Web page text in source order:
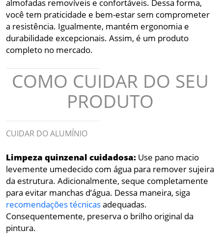
almofadas removíveis e confortáveis. Dessa forma,
você tem praticidade e bem-estar sem comprometer
a resistência. Igualmente, mantém ergonomia e
durabilidade excepcionais. Assim, é um produto
completo no mercado.
COMO CUIDAR DO SEU
PRODUTO
CUIDAR DO ALUMÍNIO
Limpeza quinzenal cuidadosa: Use pano macio
levemente umedecido com água para remover sujeira
da estrutura. Adicionalmente, seque completamente
para evitar manchas d’água. Dessa maneira, siga
recomendações técnicasadequadas.
Consequentemente, preserva o brilho original da
pintura.